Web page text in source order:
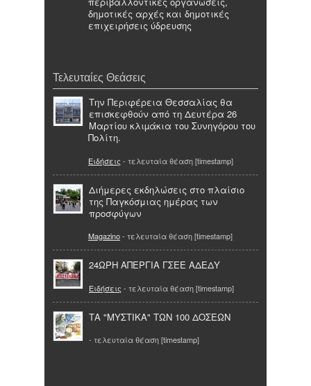
δημοτικές αρχές και δημοτικές
επιχειρήσεις ύδρευσης
Τελευταίες Θεάσεις
Την Περιφέρεια Θεσσαλίας θα
επισκεφθούν από τη Δευτέρα 26
Μαρτίου κλιµάκια του Συνηγόρου του
Πολίτη.
Ειδήσεις - τελευταία θέαση [timestamp]
Διήμερες εκδηλώσεις στο πλαίσιο
της Παγκόσμιας ημέρας των
προσφύγων
Magazino- τελευταία θέαση [timestamp]
24ΩΡΗ ΑΠΕΡΓΙΑ ΓΣΕΕ ΑΔΕΔΥ
Ειδήσεις - τελευταία θέαση [timestamp]
TΑ "ΜΥΣΤΙΚΑ" ΤΩΝ 100 ΔΟΣΕΩΝ
- τελευταία θέαση [timestamp]